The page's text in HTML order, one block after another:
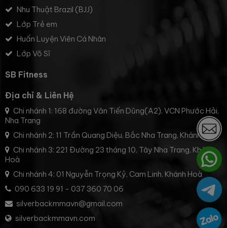
Nhu Thuật Brazil (BJJ)
Lớp Trẻ em
Huấn Luyện Viên Cá Nhân
Lớp Võ Sĩ
SB Fitness
Địa chỉ & Liên Hệ
Chi nhánh 1: 168 đường Văn Tiến Dũng(A2), VCN Phước Hải,
Nha Trang
Chi nhánh 2: 11 Trần Quang Diệu, Bắc Nha Trang, Khánh Hoà
Chi nhánh 3: 221 Đường 23 tháng 10, Tây Nha Trang, Khánh
Hoà
Chi nhánh 4: 01 Nguyễn Trọng Kỷ, Cam Linh, Khánh Hoà
090 633 19 91 - 037 360 70 06
silverbackmmavn@gmail.com
silverbackmmavn.com